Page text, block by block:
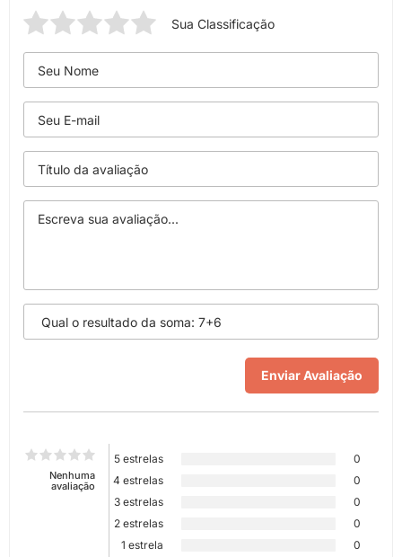
Sua Classificação
Nenhuma
avaliação
5 estrelas
0
4 estrelas
0
3 estrelas
0
2 estrelas
0
1 estrela
0